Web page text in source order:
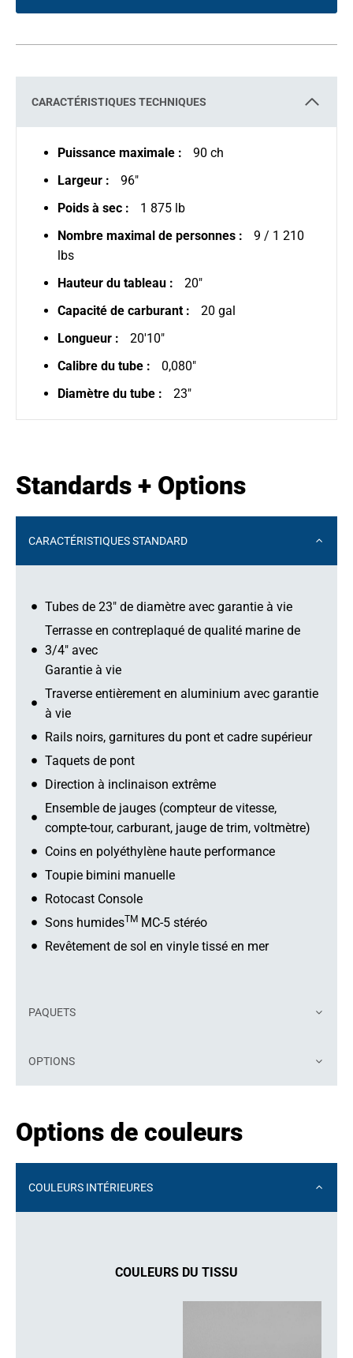
A
E
W
A
CARACTÉRISTIQUES TECHNIQUES
Puissance maximale :
90 ch
Largeur :
96"
Poids à sec :
1 875 lb
Nombre maximal de personnes :
9 / 1 210
lbs
Hauteur du tableau :
20"
Capacité de carburant :
20 gal
Longueur :
20'10"
Calibre du tube :
0,080"
Diamètre du tube :
23"
Standards + Options
CARACTÉRISTIQUES STANDARD
Tubes de 23" de diamètre avec garantie à vie
Terrasse en contreplaqué de qualité marine de
3/4" avec
Garantie à vie
Traverse entièrement en aluminium avec garantie
à vie
Rails noirs, garnitures du pont et cadre supérieur
Taquets de pont
Direction à inclinaison extrême
Ensemble de jauges (compteur de vitesse,
compte-tour, carburant, jauge de trim, voltmètre)
Coins en polyéthylène haute performance
Toupie bimini manuelle
Rotocast Console
Sons humidesTM MC-5 stéréo
Revêtement de sol en vinyle tissé en mer
PAQUETS
OPTIONS
Options de couleurs
COULEURS INTÉRIEURES
COULEURS DU TISSU